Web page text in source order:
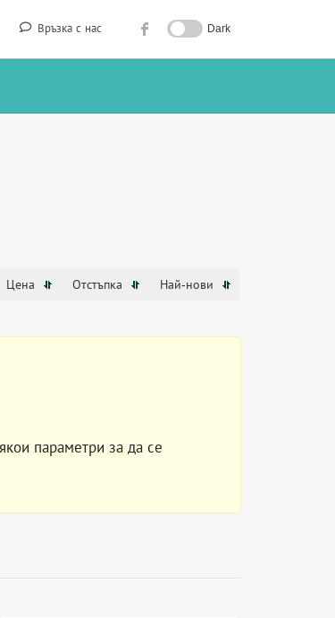
Връзка с нас Dark
Цена Отстъпка Най-нови
параметри за да се